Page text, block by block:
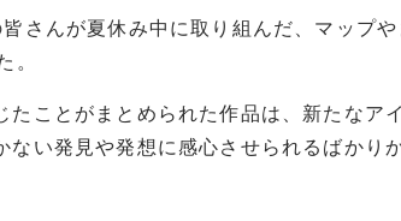
さんが夏休み中に取り組んだ、マップ
。
たことがまとめられた作品は、新たなア
ない発見や発想に感心させられるばかり